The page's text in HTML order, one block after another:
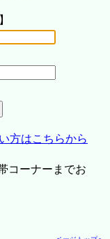
方はこちらから
コーナーまでお